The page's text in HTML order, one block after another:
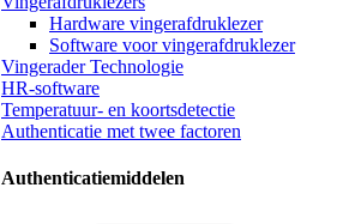
Hardware vingerafdruklezer
Software voor vingerafdruklezer
Vingerader Technologie
HR-software
Temperatuur- en koortsdetectie
Authenticatie met twee factoren
Authenticatiemiddelen